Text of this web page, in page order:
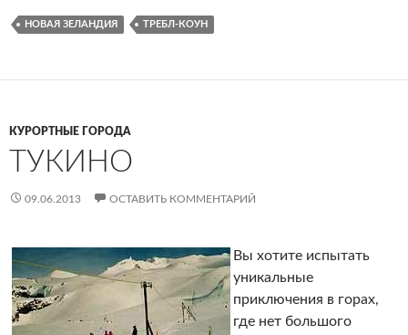
НОВАЯ ЗЕЛАНДИЯ ТРЕБЛ-КОУН
КУРОРТНЫЕ ГОРОДА
ТУКИНО
09.06.2013 ОСТАВИТЬ КОММЕНТАРИЙ
Вы хотите испытать
уникальные
приключения в горах,
где нет большого